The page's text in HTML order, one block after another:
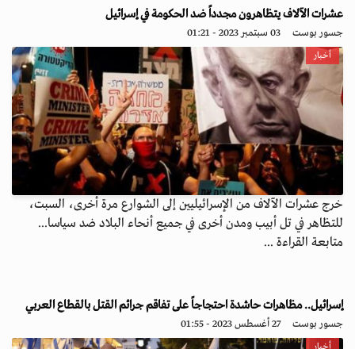
عشرات الآلاف يتظاهرون مجدداً ضد الحكومة في إسرائيل
جسور بوست 03 سبتمبر 2023 - 01:21
أخبار
خرج عشرات الآلاف من الإسرائيليين إلى الشوارع مرة أخرى، السبت،
للتظاهر في تل أبيب ومدن أخرى في جميع أنحاء البلاد ضد سياسا...
متابعة القراءة ...
إسرائيل.. مظاهرات حاشدة احتجاجاً على تفاقم جرائم القتل بالقطاع العربي
جسور بوست 27 أغسطس 2023 - 01:55
أخبار